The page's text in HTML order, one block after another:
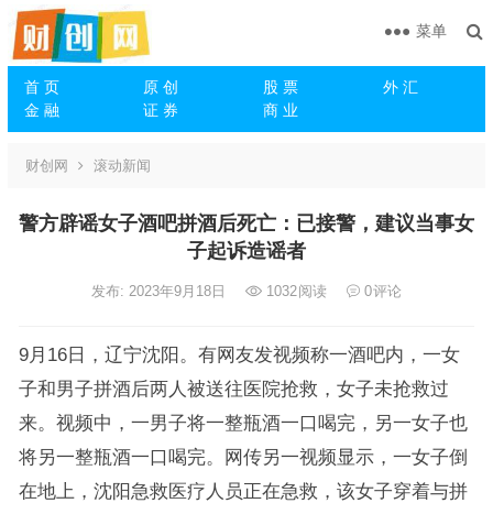
首 页 原 创 股 票
外 汇
金 融
证 券 商 业
菜单
财创网 滚动新闻
警方辟谣女子酒吧拼酒后死亡：已接警，建议当事女
子起诉造谣者
发布: 2023年9月18日 1032阅读 0评论
9月16日，辽宁沈阳。有网友发视频称一酒吧内，一女
子和男子拼酒后两人被送往医院抢救，女子未抢救过
来。视频中，一男子将一整瓶酒一口喝完，另一女子也
将另一整瓶酒一口喝完。网传另一视频显示，一女子倒
在地上，沈阳急救医疗人员正在急救，该女子穿着与拼